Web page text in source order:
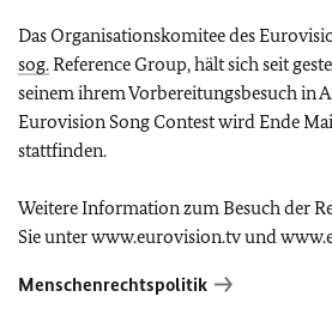
Das Organisationskomitee des
sog.Reference Group, hält sich seit
seinem ihrem Vorbereitungsbesuch in
Eurovision Song Contest wird Ende
stattfinden.
Weitere Information zum Besuch der
Sie unter www.eurovision.tv und
Menschenrechtspolitik